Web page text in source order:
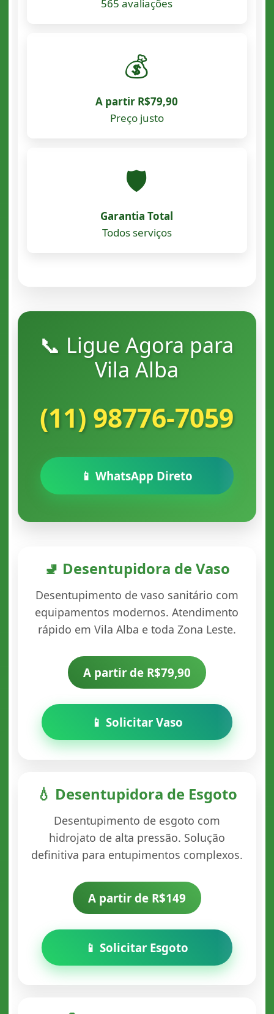
565 avaliações
💰
A partir R$79,90
Preço justo
🛡️
Garantia Total
Todos serviços
📞 Ligue Agora para
Vila Alba
(11) 98776-7059
📱 WhatsApp Direto
🚽 Desentupidora de Vaso
Desentupimento de vaso sanitário com
equipamentos modernos. Atendimento
rápido em Vila Alba e toda Zona Leste.
A partir de R$79,90
📱 Solicitar Vaso
💧 Desentupidora de Esgoto
Desentupimento de esgoto com
hidrojato de alta pressão. Solução
definitiva para entupimentos complexos.
A partir de R$149
📱 Solicitar Esgoto